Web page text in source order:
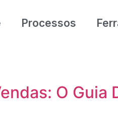
Processos
O